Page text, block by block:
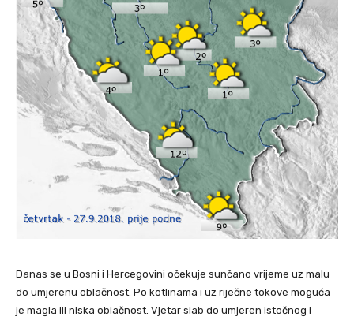
Danas se u Bosni i Hercegovini očekuje sunčano vrijeme uz malu
do umjerenu oblačnost. Po kotlinama i uz riječne tokove moguća
je magla ili niska oblačnost. Vjetar slab do umjeren istočnog i